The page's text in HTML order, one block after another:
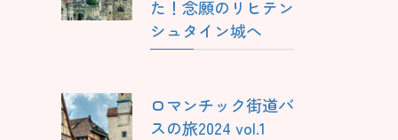
た！念願のリヒテン
シュタイン城へ
ロマンチック街道バ
スの旅2024 vol.1